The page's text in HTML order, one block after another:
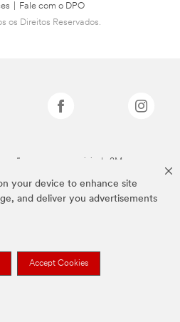
your device to enhance site
and deliver you advertisements
Accept Cookies
Fale com o DPO
os Direitos Reservados.
são marcas comerciais da 3M.